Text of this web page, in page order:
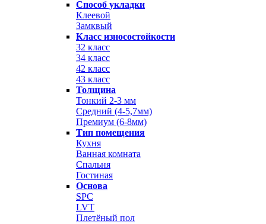
Способ укладки
Клеевой
Замквый
Класс износостойкости
32 класс
34 класс
42 класс
43 класс
Толщина
Тонкий 2-3 мм
Средний (4-5,7мм)
Премиум (6-8мм)
Тип помещения
Кухня
Ванная комната
Спальня
Гостиная
Основа
SPC
LVT
Плетёный пол